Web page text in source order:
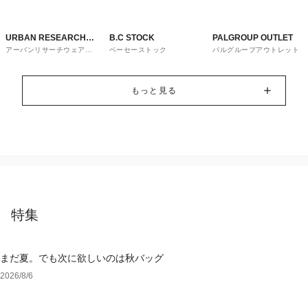
URBAN RESEARCH
ware house
アーバンリサーチウェアハ
B.C STOCK
ベーセーストック
PALGROUP OUTLET
パルグループアウトレット
もっと見る
特集
まだ夏。でも次に欲しいのは秋バッグ
2026/8/6